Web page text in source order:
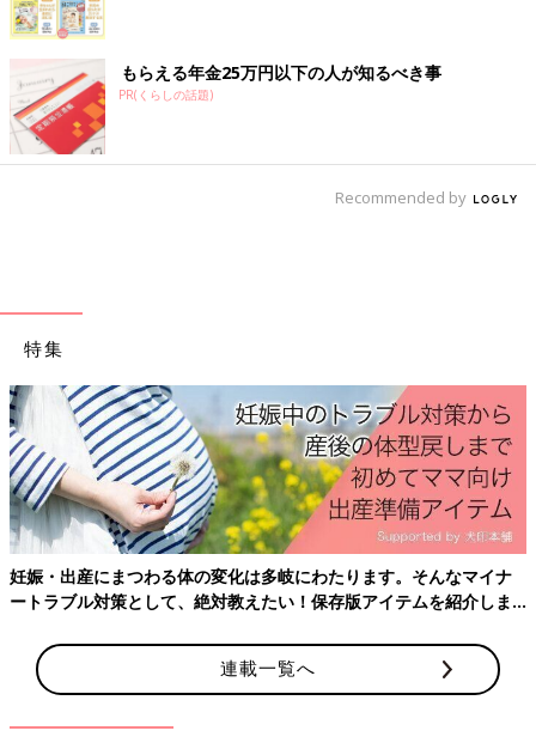
出典：Instagramアカウント「cipichan.jp」
cipichan.jpさんが購入したのは、春らしいピンクが魅力的なシア
ーTシャツ。カーディガンや別のシアーTシャツと重ねたり、肩
掛けして着たりするのがおすすめなんだそう！インナーをキャミ
ソールなどにすれば、初夏ぐらいまで着まわせそうですね♪
夏まで使える！甘カジスタイルにぴったりなキャミ
ワンピース
もらえる年金25万円以下の人が知るべき事
PR(くらしの話題)
Recommended by
特集
妊娠・出産にまつわる体の変化は多岐にわたります。そんなマイナ
ートラブル対策として、絶対教えたい！保存版アイテムを紹介しま
連載一覧へ